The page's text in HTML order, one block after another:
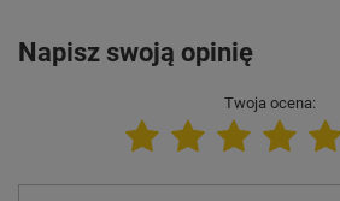
Napisz swoją opinię
Twoja ocena: